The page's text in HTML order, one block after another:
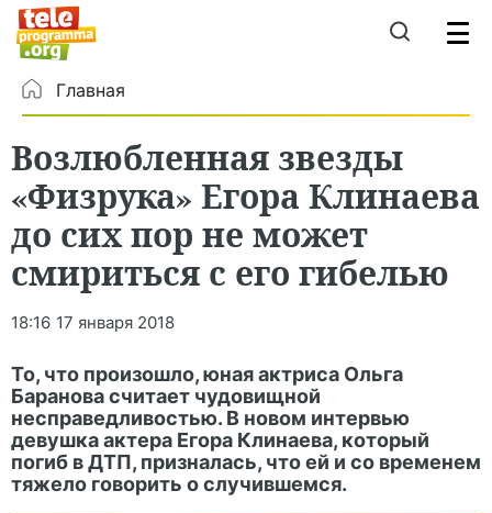
Главная
Возлюбленная звезды
«Физрука» Егора Клинаева
до сих пор не может
смириться с его гибелью
18:16 17 января 2018
То, что произошло, юная актриса Ольга
Баранова считает чудовищной
несправедливостью. В новом интервью
девушка актера Егора Клинаева, который
погиб в ДТП, призналась, что ей и со временем
тяжело говорить о случившемся.